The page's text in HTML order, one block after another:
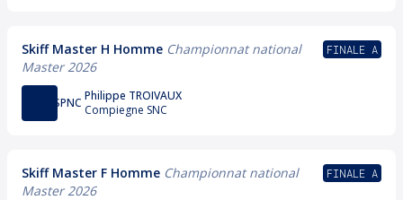
Skiff Master H Homme Championnat national
Master 2026
FINALE A
SPNC Compiegne SNC
Philippe TROIVAUX
Skiff Master F Homme Championnat national
Master 2026
FINALE A